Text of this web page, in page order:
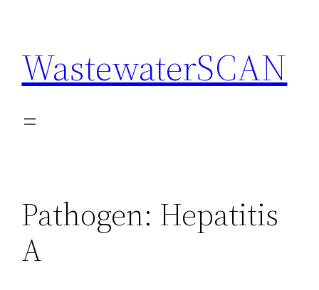
contenido
WastewaterSCAN
Pathogen: Hepatitis
A